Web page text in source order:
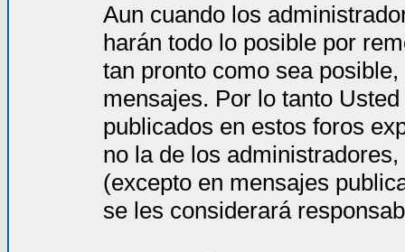
Aun cuando los
harán todo lo posible por
tan pronto como sea
mensajes. Por lo tanto
publicados en estos foros
no la de los
(excepto en mensajes
se les considerará